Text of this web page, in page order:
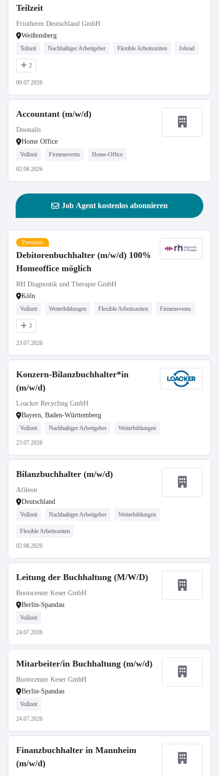
Teilzeit
Friotherm Deutschland GmbH
Weißensberg
Teilzeit Nachhaltiger Arbeitgeber Flexible Arbeitszeiten Jobrad
2
09.07.2026
Accountant (m/w/d)
Doonails
Home Office
Vollzeit Firmenevents Home-Office
02.08.2026
Job Agent kostenlos abonnieren
Premium
Debitorenbuchhalter (m/w/d) 100%
Homeoffice möglich
RH Diagnostik und Therapie GmbH
Köln
Vollzeit Weiterbildungen Flexible Arbeitszeiten Firmenevents
3
23.07.2026
Konzern-Bilanzbuchhalter*in
(m/w/d)
Loacker Recycling GmbH
Bayern, Baden-Württemberg
Vollzeit Nachhaltiger Arbeitgeber Weiterbildungen
23.07.2026
Bilanzbuchhalter (m/w/d)
Afileon
Deutschland
Vollzeit Nachhaltiger Arbeitgeber Weiterbildungen
Flexible Arbeitszeiten
02.08.2026
Leitung der Buchhaltung (M/W/D)
Bootscenter Keser GmbH
Berlin-Spandau
Vollzeit
24.07.2026
Mitarbeiter/in Buchhaltung (m/w/d)
Bootscenter Keser GmbH
Berlin-Spandau
Vollzeit
24.07.2026
Finanzbuchhalter in Mannheim
(m/w/d)